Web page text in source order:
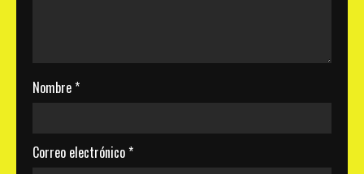
Nombre*
Correo electrónico*